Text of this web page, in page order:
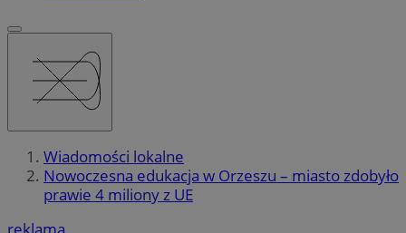
Wiadomości lokalne
Nowoczesna edukacja w Orzeszu – miasto zdobyło
prawie 4 miliony z UE